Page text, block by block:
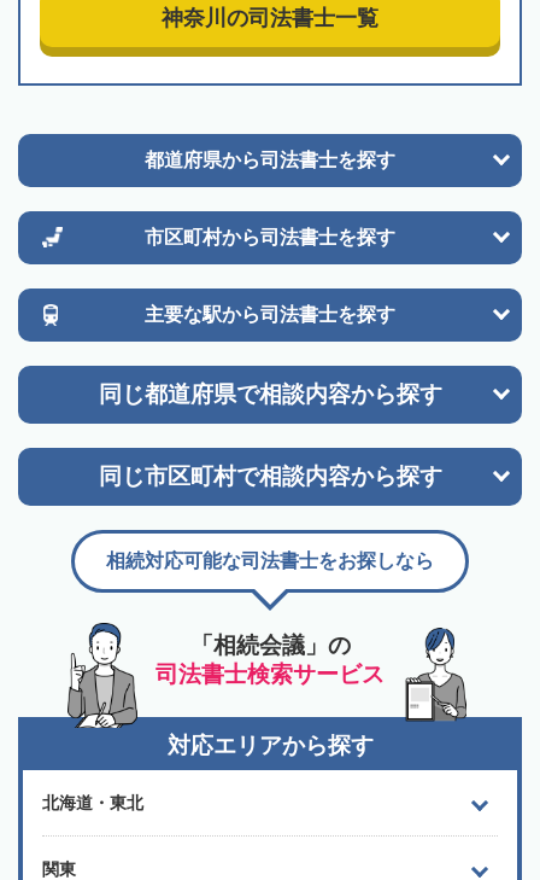
神奈川の司法書士一覧
都道府県から司法書士を探す
市区町村から司法書士を探す
主要な駅から司法書士を探す
同じ都道府県で相談内容から探す
同じ市区町村で相談内容から探す
「相続会議」の
司法書士検索サービス
相続対応可能な司法書士をお探しなら
対応エリアから探す
北海道・東北
関東